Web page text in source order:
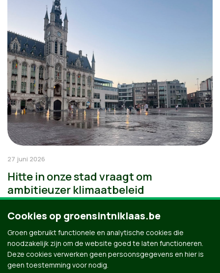
27 juni 2026
Hitte in onze stad vraagt om
ambitieuzer klimaatbeleid
Cookies op groensintniklaas.be
Groen gebruikt functionele en analytische cookies die
noodzakelijk zijn om de website goed te laten functioneren.
Deze cookies verwerken geen persoonsgegevens en hier is
geen toestemming voor nodig.